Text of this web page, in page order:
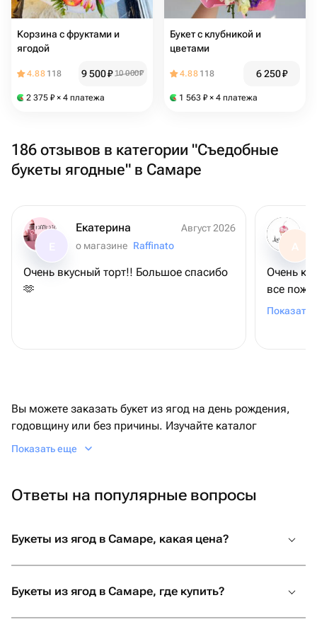
Корзина с фруктами и
ягодой
4.88 118 9 500₽ 10 000₽
2 375 ₽ × 4 платежа
Букет с клубникой и
цветами
4.88 118 6 250₽
1 563 ₽ × 4 платежа
186 отзывов в категории "Съедобные
букеты ягодные" в Самаре
Екатерина
Август 2026
о магазине Raffinato
Очень вкусный торт!! Большое спасибо
🫶
А
Очень
все
Спасибо
Показать
Вы можете заказать букет из ягод на день рождения,
годовщину или без причины. Изучайте каталог
Flowwow — там представлены самые разнообразные
Ищете преподнести яркий и съедобный подарок,
на сайте Flowwow. Тут находятся композиции разных
Показать еще
Ответы на популярные вопросы
Букеты из ягод в Самаре, какая цена?
Букеты из ягод в Самаре, где купить?